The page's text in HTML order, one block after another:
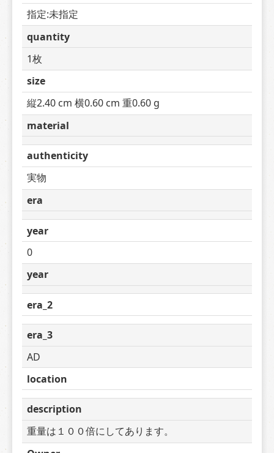
指定:未指定
quantity
1枚
size
縦2.40 cm 横0.60 cm 重0.60 g
material
authenticity
実物
era
year
0
year
era_2
era_3
AD
location
description
重量は１００倍にしてあります。